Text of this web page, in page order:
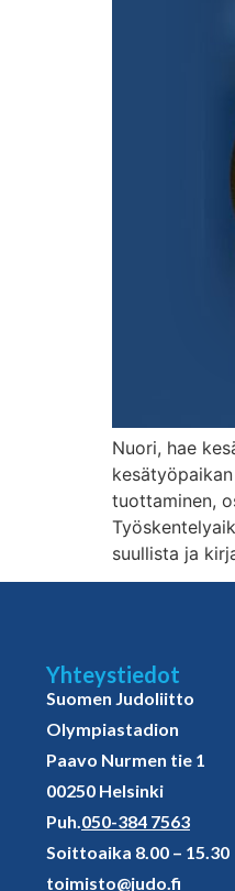
Nuori, hae
tuottaminen,
suullista ja
Yhteystiedot
Suomen Judoliitto
Olympiastadion
Paavo Nurmen tie 1
00250 Helsinki
Puh.050-384 7563
Soittoaika 8.00 – 15.30
toimisto@judo.fi